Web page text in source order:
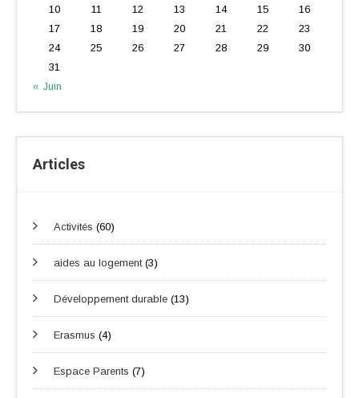
10
11 12 13 14 15
16
17
18 19 20 21 22
23
24
25 26 27 28 29
30
31
« Juin
Articles
Activités (60)
aides au logement(3)
Développement durable (13)
Erasmus (4)
Espace Parents (7)